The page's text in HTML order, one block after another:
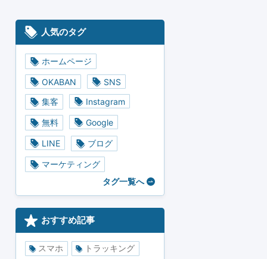
人気のタグ
ホームページ
OKABAN
SNS
集客
Instagram
無料 Google
LINE ブログ
マーケティング
タグ一覧へ
おすすめ記事
スマホ トラッキング